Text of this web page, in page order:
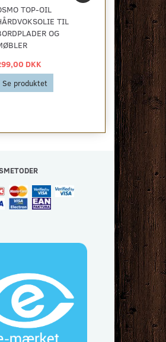
TOP-OIL
TIL
OG
DKK
Se produktet
VINYLGULV
40,00 DKK
Se